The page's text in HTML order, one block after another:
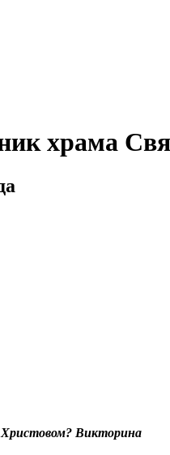
храма
Викторина